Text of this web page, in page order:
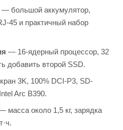
— большой аккумулятор,
45 и практичный набор
— 16-ядерный процессор, 32
добавить второй SSD.
3K, 100% DCI-P3, SD-
Arc B390.
масса около 1,5 кг, зарядка